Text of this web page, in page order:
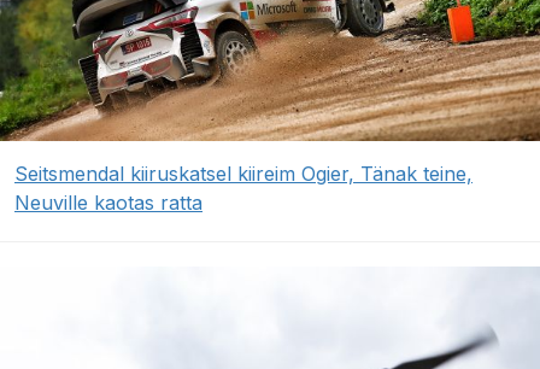
Seitsmendal kiiruskatsel kiireim Ogier, Tänak teine,
Neuville kaotas ratta